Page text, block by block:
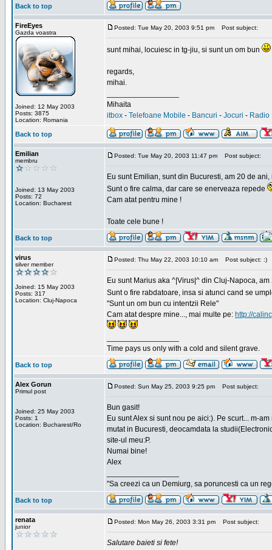
Back to top
FireEyes
Gazda voastra
Joined: 12 May 2003
Posts: 3875
Location: Romania
Posted: Tue May 20, 2003 9:51 pm Post subject:
sunt mihai, locuiesc in tg-jiu, si sunt un om bun
regards,
mihai.
Mihaita
itbox - Telefoane Mobile - Bancuri - Jocuri - Radio
Back to top
Emilian
membru
Joined: 13 May 2003
Posts: 72
Location: Bucharest
Posted: Tue May 20, 2003 11:47 pm Post subject:
Eu sunt Emilian, sunt din Bucuresti, am 20 de
Sunt o fire calma, dar care se enerveaza repede
Cam atat pentru mine !
Toate cele bune !
Back to top
virus
silver member
Joined: 15 May 2003
Posts: 317
Location: Cluj-Napoca
Posted: Thu May 22, 2003 10:10 am Post subject: :)
Eu sunt Marius aka ^|Virus|^ din Cluj-Napoca,
Sunt o fire rabdatoare, insa si atunci cand se
"Sunt un om bun cu intentzii Rele"
Cam atat despre mine..., mai multe pe: http://
Time pays us only with a cold and silent grave.
Back to top
Alex Gorun
Primul post
Joined: 25 May 2003
Posts: 1
Location: Bucharest/Ro
Posted: Sun May 25, 2003 9:25 pm Post subject:
Bun gasit!
Eu sunt Alex si sunt nou pe aici:). Pe scurt... m-
mutat in Bucuresti, deocamdata la
site-ul meu:P.
Numai bine!
Alex
"Sa creezi ca un Demiurg, sa poruncesti ca un
Back to top
renata
junior
Posted: Mon May 26, 2003 3:31 pm Post subject:
Salutare baieti si fete!